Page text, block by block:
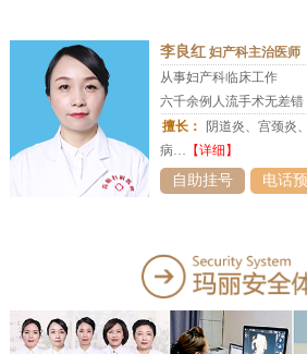
李良红妇产科主治医师
从事妇产科临床工作
六千余例人流手术无差错
擅长：
阴道炎、宫颈炎
病… 【详细】
自助挂号 电话